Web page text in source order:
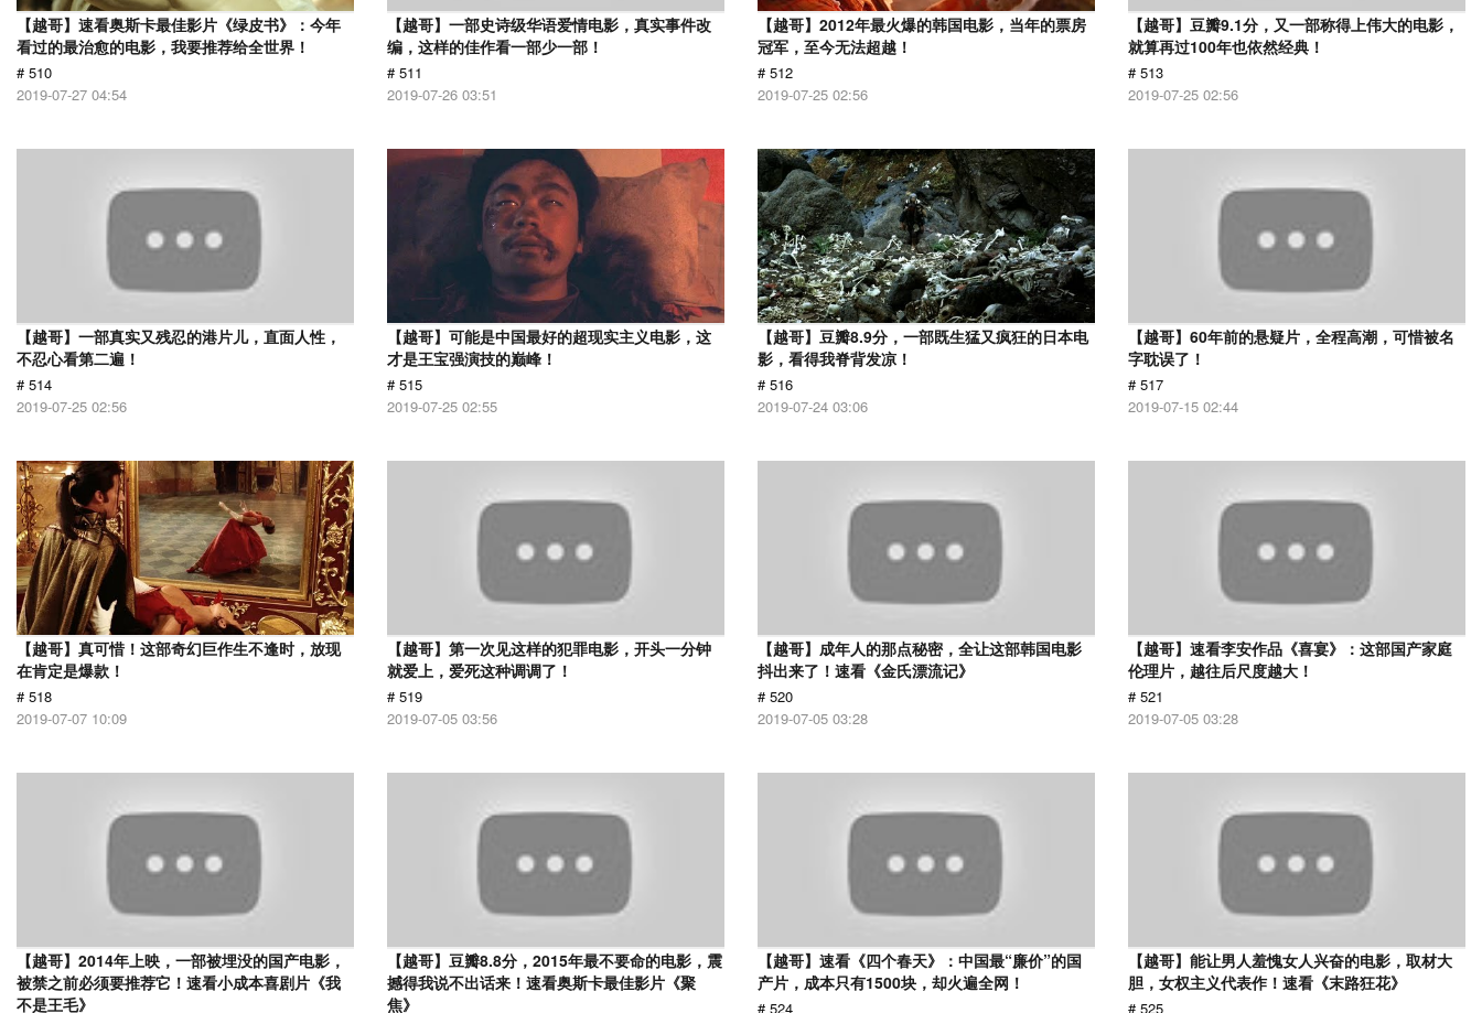
【越哥】速看奥斯卡最佳影片《绿皮书》：今年
看过的最治愈的电影，我要推荐给全世界！
# 510
2019-07-27 04:54
【越哥】一部史诗级华语爱情电影，真实事件改
编，这样的佳作看一部少一部！
# 511
2019-07-26 03:51
【越哥】2012年最火爆的韩国电影，当年的票房
冠军，至今无法超越！
# 512
2019-07-25 02:56
【越哥】豆瓣9.1分，又一部称得上伟大的电影，
就算再过100年也依然经典！
# 513
2019-07-25 02:56
【越哥】一部真实又残忍的港片儿，直面人性，
不忍心看第二遍！
# 514
2019-07-25 02:56
【越哥】可能是中国最好的超现实主义电影，这
才是王宝强演技的巅峰！
# 515
2019-07-25 02:55
【越哥】豆瓣8.9分，一部既生猛又疯狂的日本电
影，看得我脊背发凉！
# 516
2019-07-24 03:06
【越哥】60年前的悬疑片，全程高潮，可惜被名
字耽误了！
# 517
2019-07-15 02:44
【越哥】真可惜！这部奇幻巨作生不逢时，放现
在肯定是爆款！
# 518
2019-07-07 10:09
【越哥】第一次见这样的犯罪电影，开头一分钟
就爱上，爱死这种调调了！
# 519
2019-07-05 03:56
【越哥】成年人的那点秘密，全让这部韩国电影
抖出来了！速看《金氏漂流记》
# 520
2019-07-05 03:28
【越哥】速看李安作品《喜宴》：这部国产家庭
伦理片，越往后尺度越大！
# 521
2019-07-05 03:28
【越哥】2014年上映，一部被埋没的国产电影，
被禁之前必须要推荐它！速看小成本喜剧片《我
不是王毛》
【越哥】豆瓣8.8分，2015年最不要命的电影，震
撼得我说不出话来！速看奥斯卡最佳影片《聚
焦》
【越哥】速看《四个春天》：中国最“廉价”的国
产片，成本只有1500块，却火遍全网！
# 524
【越哥】能让男人羞愧女人兴奋的电影，取材大
胆，女权主义代表作！速看《末路狂花》
# 525